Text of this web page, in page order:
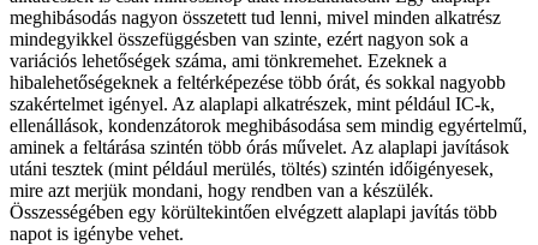
meghibásodás nagyon összetett tud lenni, mivel minden alkatrész
mindegyikkel összefüggésben van szinte, ezért nagyon sok a
variációs lehetőségek száma, ami tönkremehet. Ezeknek a
hibalehetőségeknek a feltérképezése több órát, és sokkal nagyobb
szakértelmet igényel. Az alaplapi alkatrészek, mint például IC-k,
ellenállások, kondenzátorok meghibásodása sem mindig egyértelmű,
aminek a feltárása szintén több órás művelet. Az alaplapi javítások
utáni tesztek (mint például merülés, töltés) szintén időigényesek,
mire azt merjük mondani, hogy rendben van a készülék.
Összességében egy körültekintően elvégzett alaplapi javítás több
napot is igénybe vehet.